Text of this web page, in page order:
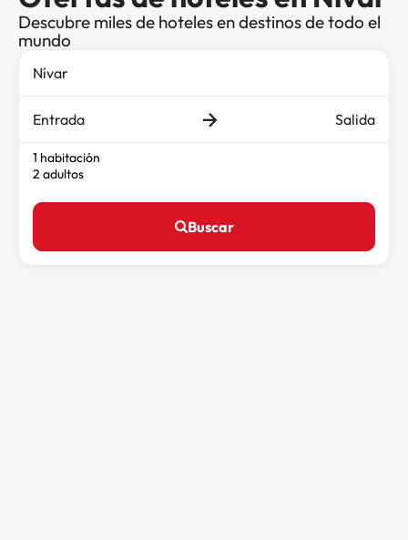
Descubre miles de hoteles en destinos de todo el
mundo
Entrada Salida
1 habitación
2 adultos
Buscar